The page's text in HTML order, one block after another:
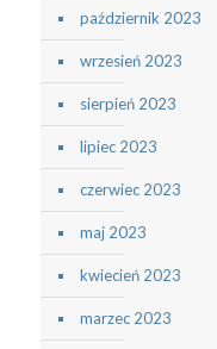
październik 2023
wrzesień 2023
sierpień 2023
lipiec 2023
czerwiec 2023
maj 2023
kwiecień 2023
marzec 2023